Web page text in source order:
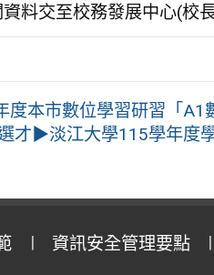
料交至校務發展中心(校
度本市數位學習研習「A1
才▶淡江大學115學年度
資訊安全管理要點